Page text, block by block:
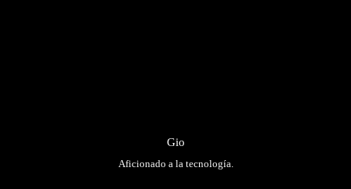
Gio
Aficionado a la tecnología.